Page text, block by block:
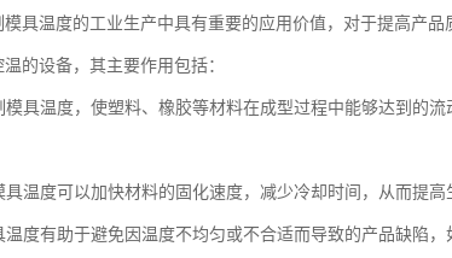
具温度的工业生产中具有重要的应用价值，对于提高产品
的设备，其主要作用包括：
模具温度，使塑料、橡胶等材料在成型过程中能够达到的
温度可以加快材料的固化速度，减少冷却时间，从而提高
度有助于避免因温度不均匀或不合适而导致的产品缺陷，